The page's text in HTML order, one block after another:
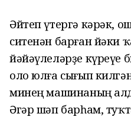
Әйтеп үтергә кәрәк,
ситенән барған йәки
йәйәүлеләрҙе күреүе
оло юлға сығып
минең машинаның
Әгәр шәп барһам,